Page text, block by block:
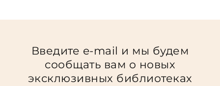
Введите e-mail и мы будем
сообщать вам о новых
эксклюзивных библиотеках